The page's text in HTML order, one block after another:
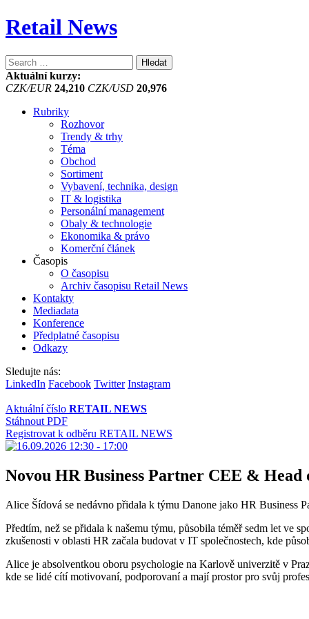
Retail News
Vyhledávání
Aktuální kurzy:
CZK/EUR 24,210 CZK/USD 20,976
Rubriky
Rozhovor
Trendy & trhy
Téma
Obchod
Sortiment
Vybavení, technika, design
IT & logistika
Personální management
Obaly & technologie
Ekonomika & právo
Komerční článek
Časopis
O časopisu
Archiv časopisu Retail News
Kontakty
Mediadata
Konference
Předplatné časopisu
Odkazy
Sledujte nás:
LinkedIn Facebook Twitter Instagram
Aktuální číslo RETAIL NEWS
Stáhnout PDF
Registrovat k odběru RETAIL NEWS
Novou HR Business Partner CEE & Head
Alice Šídová se nedávno přidala k týmu Danone jako HR Business
Předtím, než se přidala k našemu týmu, působila téměř sedm let ve
zkušenosti v oblasti HR začala budovat v IT společnostech, kde
Alice je absolventkou oboru psychologie na Karlově univerzitě v
kde se lidé cítí motivovaní, podporovaní a mají prostor pro svůj